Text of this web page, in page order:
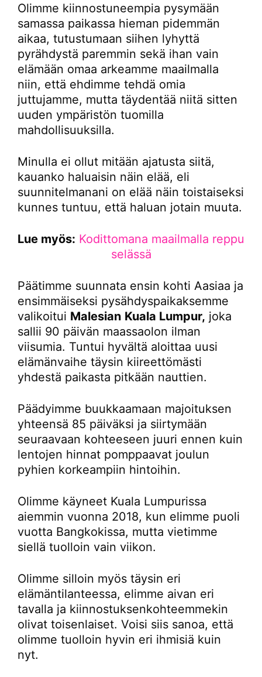
Olimme kiinnostuneempia pysymään
samassa paikassa hieman pidemmän
aikaa, tutustumaan siihen lyhyttä
pyrähdystä paremmin sekä ihan vain
elämään omaa arkeamme maailmalla
niin, että ehdimme tehdä omia
juttujamme, mutta täydentää niitä sitten
uuden ympäristön tuomilla
mahdollisuuksilla.
Minulla ei ollut mitään ajatusta siitä,
kauanko haluaisin näin elää, eli
suunnitelmanani on elää näin toistaiseksi
kunnes tuntuu, että haluan jotain muuta.
Lue myös: Kodittomana maailmalla reppu
selässä
Päätimme suunnata ensin kohti Aasiaa ja
ensimmäiseksi pysähdyspaikaksemme
valikoitui Malesian Kuala Lumpur, joka
sallii 90 päivän maassaolon ilman
viisumia. Tuntui hyvältä aloittaa uusi
elämänvaihe täysin kiireettömästi
yhdestä paikasta pitkään nauttien.
Päädyimme buukkaamaan majoituksen
yhteensä 85 päiväksi ja siirtymään
seuraavaan kohteeseen juuri ennen kuin
lentojen hinnat pomppaavat joulun
pyhien korkeampiin hintoihin.
Olimme käyneet Kuala Lumpurissa
aiemmin vuonna 2018, kun elimme puoli
vuotta Bangkokissa, mutta vietimme
siellä tuolloin vain viikon.
Olimme silloin myös täysin eri
elämäntilanteessa, elimme aivan eri
tavalla ja kiinnostuksenkohteemmekin
olivat toisenlaiset. Voisi siis sanoa, että
olimme tuolloin hyvin eri ihmisiä kuin
nyt.